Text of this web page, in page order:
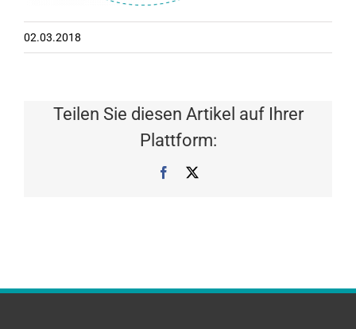
02.03.2018
Teilen Sie diesen Artikel auf Ihrer
Plattform:
Facebook